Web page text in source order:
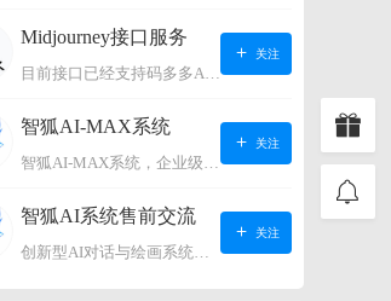
Midjourney接口服务
目前接口已经支持码多多AI系统、小狐狸AI系统，如需其它接口请联系微信客服：lonconst
关注
智狐AI-MAX系统
智狐AI-MAX系统，企业级AI知识库，可以进行AI对话、AI应用，拥有强大的第三方对接能力。适用企业智能客服、企业智能文档、专家顾问助理等多种企业级商业场景，具有较大的商业使用价值。 如需购买请联系客服微信：lonconst
关注
智狐AI系统售前交流
创新型AI对话与绘画系统（非官方） 如需购买请联系微信客服：lonconst
关注